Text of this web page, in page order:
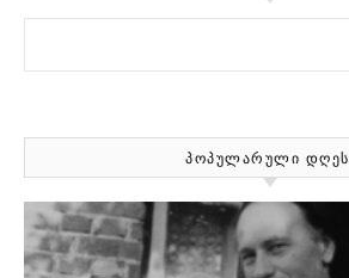
ᲞᲝᲞᲣᲚᲐᲠᲣᲚᲘ ᲓᲦᲔᲡ